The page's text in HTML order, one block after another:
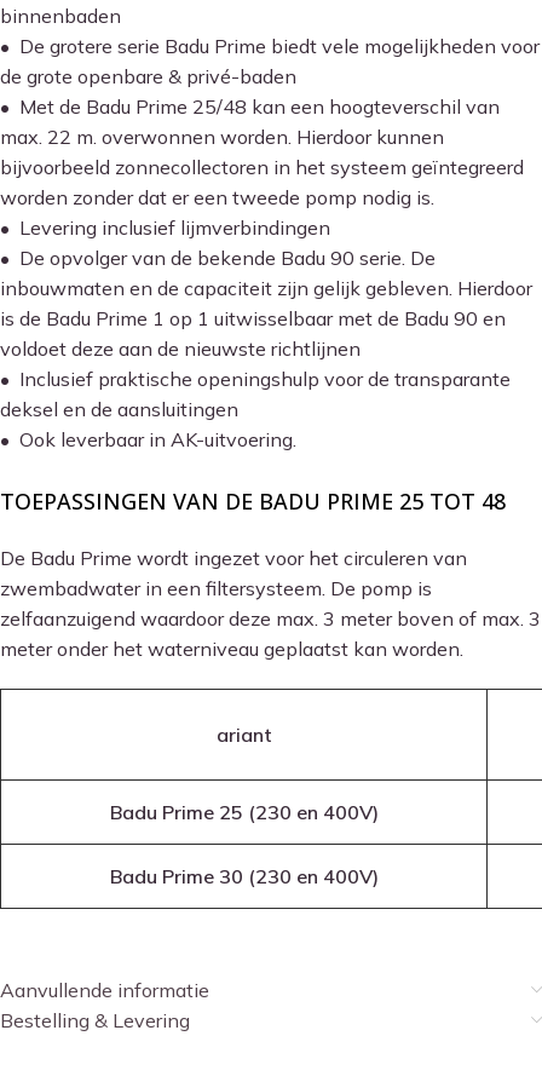
binnenbaden
• De grotere serie Badu Prime biedt vele mogelijkheden voor
de grote openbare & privé-baden
• Met de Badu Prime 25/48 kan een hoogteverschil van
max. 22 m. overwonnen worden. Hierdoor kunnen
bijvoorbeeld zonnecollectoren in het systeem geïntegreerd
worden zonder dat er een tweede pomp nodig is.
• Levering inclusief lijmverbindingen
• De opvolger van de bekende Badu 90 serie. De
inbouwmaten en de capaciteit zijn gelijk gebleven. Hierdoor
is de Badu Prime 1 op 1 uitwisselbaar met de Badu 90 en
voldoet deze aan de nieuwste richtlijnen
• Inclusief praktische openingshulp voor de transparante
deksel en de aansluitingen
• Ook leverbaar in AK-uitvoering.
TOEPASSINGEN VAN DE BADU PRIME 25 TOT 48
De Badu Prime wordt ingezet voor het circuleren van
zwembadwater in een filtersysteem. De pomp is
zelfaanzuigend waardoor deze max. 3 meter boven of max. 3
meter onder het waterniveau geplaatst kan worden.
ariant
Badu Prime 25 (230 en 400V)
Badu Prime 30 (230 en 400V)
Aanvullende informatie
Bestelling & Levering